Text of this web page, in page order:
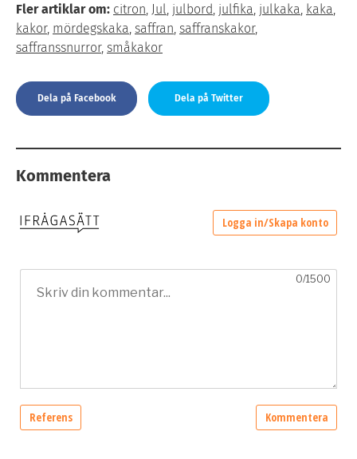
Fler artiklar om: citron Jul julbord julfika julkaka kaka
kakor, mördegskaka saffran saffranskakor,
saffranssnurror, småkakor
Dela på Facebook Dela på Twitter
Kommentera